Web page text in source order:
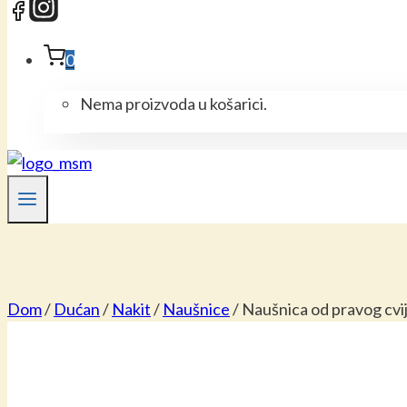
0
Nema proizvoda u košarici.
Dom/ Dućan/ Nakit/ Naušnice/ Naušnica od pravog